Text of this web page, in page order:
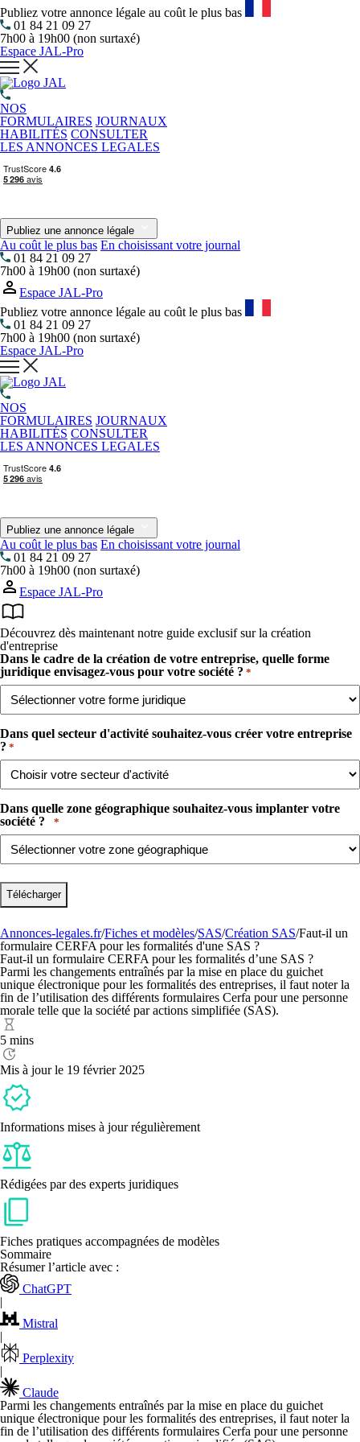
Publiez votre annonce légale au coût le plus bas
01 84 21 09 27
7h00 à 19h00 (non surtaxé)
Espace JAL-Pro
NOS
FORMULAIRES JOURNAUX
HABILITÉS CONSULTER
LES ANNONCES LEGALES
Publiez une annonce légale
Au coût le plus bas En choisissant votre journal
01 84 21 09 27
7h00 à 19h00 (non surtaxé)
Espace JAL-Pro
Publiez votre annonce légale au coût le plus bas
01 84 21 09 27
7h00 à 19h00 (non surtaxé)
Espace JAL-Pro
NOS
FORMULAIRES JOURNAUX
HABILITÉS CONSULTER
LES ANNONCES LEGALES
Publiez une annonce légale
Au coût le plus bas En choisissant votre journal
01 84 21 09 27
7h00 à 19h00 (non surtaxé)
Espace JAL-Pro
Découvrez dès maintenant notre guide exclusif sur la création
d'entreprise
Dans le cadre de la création de votre entreprise, quelle forme
juridique envisagez-vous pour votre société ? *
Dans quel secteur d'activité souhaitez-vous créer votre entreprise
?​ *
Dans quelle zone géographique souhaitez-vous implanter votre
société ? ​ ​
*
Annonces-legales.fr/Fiches et modèles/SAS/Création SAS/Faut-il un
formulaire CERFA pour les formalités d'une SAS ?
Faut-il un formulaire CERFA pour les formalités d’une SAS ?
Parmi les changements entraînés par la mise en place du guichet
unique électronique pour les formalités des entreprises, il faut noter la
fin de l’utilisation des différents formulaires Cerfa pour une personne
morale telle que la société par actions simplifiée (SAS).
5 mins
Mis à jour le 19 février 2025
Informations mises à jour régulièrement
Rédigées par des experts juridiques
Fiches pratiques accompagnées de modèles
Sommaire
Résumer l’article avec :
ChatGPT
|
Mistral
|
Perplexity
|
Claude
Parmi les changements entraînés par la mise en place du guichet
unique électronique pour les formalités des entreprises, il faut noter la
fin de l’utilisation des différents formulaires Cerfa pour une personne